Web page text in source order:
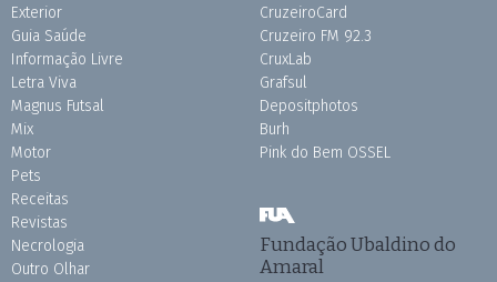
Exterior
Guia Saúde
Informação Livre
Letra Viva
Magnus Futsal
Mix
Motor
Pets
Receitas
Revistas
Necrologia
Outro Olhar
CruzeiroCard
Cruzeiro FM 92.3
CruxLab
Grafsul
Depositphotos
Burh
Pink do Bem OSSEL
Fundação Ubaldino do
Amaral